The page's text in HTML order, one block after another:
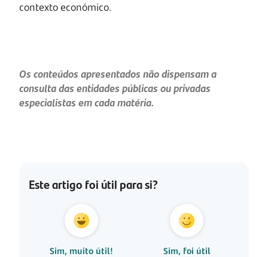
contexto económico.
Os conteúdos apresentados não dispensam a
consulta das entidades públicas ou privadas
especialistas em cada matéria.
Este artigo foi útil para si?
Sim, muito útil! Sim, foi útil